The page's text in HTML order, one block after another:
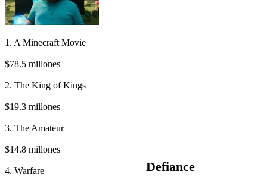
1. A Minecraft Movie
$78.5 millones
2. The King of Kings
$19.3 millones
3. The Amateur
$14.8 millones
4. Warfare
Defiance